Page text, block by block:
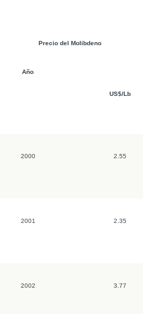
Precio del Molibdeno
Año
US$/Lb
2000 2.55
2001 2.35
2002 3.77